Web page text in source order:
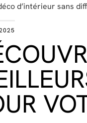
d’intérieur sans